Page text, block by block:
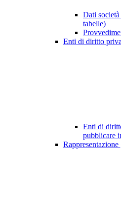
Dati
tabelle)
Enti di diritto
Enti di
pubblicare
Rappresentazione